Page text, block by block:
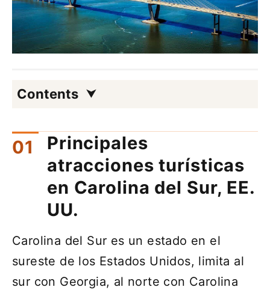
Contents
Principales
atracciones turísticas
en Carolina del Sur, EE.
UU.
Carolina del Sur es un estado en el
sureste de los Estados Unidos, limita al
sur con Georgia, al norte con Carolina